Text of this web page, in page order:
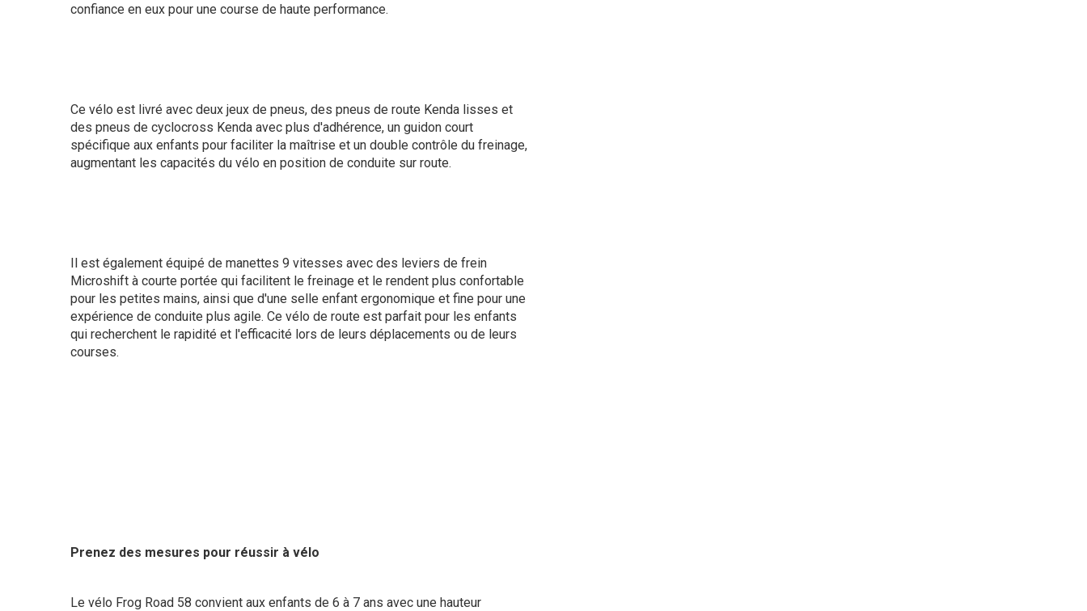
confiance en eux pour une course de haute performance.
Ce vélo est livré avec deux jeux de pneus, des pneus de route Kenda lisses et
des pneus de cyclocross Kenda avec plus d'adhérence, un guidon court
spécifique aux enfants pour faciliter la maîtrise et un double contrôle du freinage,
augmentant les capacités du vélo en position de conduite sur route.
Il est également équipé de manettes 9 vitesses avec des leviers de frein
Microshift à courte portée qui facilitent le freinage et le rendent plus confortable
pour les petites mains, ainsi que d'une selle enfant ergonomique et fine pour une
expérience de conduite plus agile. Ce vélo de route est parfait pour les enfants
qui recherchent le rapidité et l'efficacité lors de leurs déplacements ou de leurs
courses.
Prenez des mesures pour réussir à vélo
Le vélo Frog Road 58 convient aux enfants de 6 à 7 ans avec une hauteur